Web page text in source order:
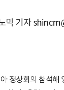
믹 기자
정상회의 참석해